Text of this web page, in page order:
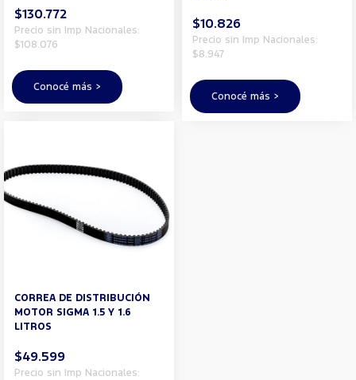
$130.772
Precio sin Imp Nacionales:
$108.076
Conocé más >
$10.826
Precio sin Imp Nacionales:
$8.947
Conocé más >
CORREA DE DISTRIBUCIÓN
MOTOR SIGMA 1.5 Y 1.6
LITROS
$49.599
Precio sin Imp Nacionales: